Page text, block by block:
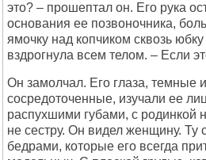
это? – прошептал он. Его рука
основания ее позвоночника,
ямочку над копчиком сквозь
вздрогнула всем телом. – Если
Он замолчал. Его глаза, темные
сосредоточенные, изучали ее
распухшими губами, с родинкой
не сестру. Он видел женщину.
бедрами, которые его всегда